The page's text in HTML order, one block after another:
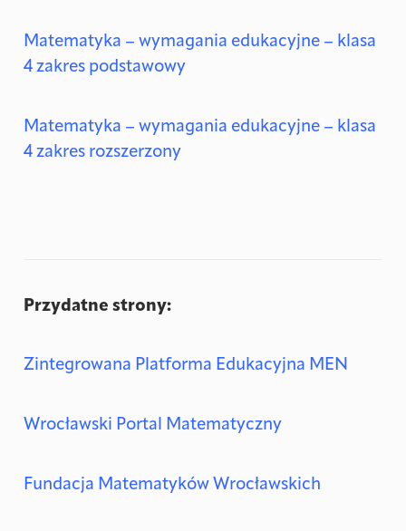
Matematyka – wymagania edukacyjne – klasa
4 zakres podstawowy
Matematyka – wymagania edukacyjne – klasa
4 zakres rozszerzony
Przydatne strony:
Zintegrowana Platforma Edukacyjna MEN
Wrocławski Portal Matematyczny
Fundacja Matematyków Wrocławskich